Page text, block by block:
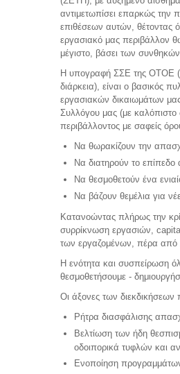
αντιμετωπίσει επαρκώς την
επιθέσεων αυτών, θέτοντας
εργασιακό μας περιβάλλον
μέγιστο, βάσει των
Η υπογραφή ΣΣΕ της ΟΤΟΕ
διάρκεια), είναι ο βασικός
εργασιακών δικαιωμάτων
Συλλόγου μας (με καλόπιστο
περιβάλλοντος με σαφείς
Να θωρακίζουν την
Να διατηρούν το επίπεδο
Να θεσμοθετούν ένα
Να βάζουν θεμέλια για
Κατανοώντας πλήρως την
συρρίκνωση εργασιών,
των εργαζομένων, πέρα από
Η ενότητα και συσπείρωση
θεσμοθετήσουμε -
Οι άξονες των
Ρήτρα διασφάλισης
Βελτίωση των ήδη
οδοιπορικά τυφλών και
Ενοποίηση